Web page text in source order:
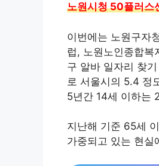
노원시청 50플러스
이번에는 노원구자
럽, 노원노인종합복
구 알바 일자리 찾
로 서울시의 5.4 정
5년간 14세 이하는
지난해 기준 65세
가중되고 있는 현실